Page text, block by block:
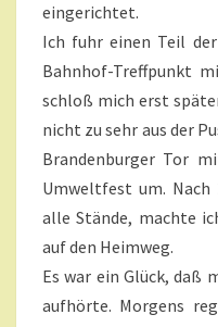
eingerichtet.
Ich fuhr einen Teil
Bahnhof-Treffpunkt
schloß mich erst
nicht zu sehr aus der
Brandenburger Tor
Umweltfest um.
alle Stände, machte
auf den Heimweg.
Es war ein Glück, daß
aufhörte. Morgens